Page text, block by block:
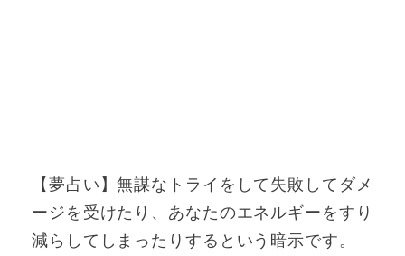
【夢占い】無謀なトライをして失敗してダメ
ージを受けたり、あなたのエネルギーをすり
減らしてしまったりするという暗示です。